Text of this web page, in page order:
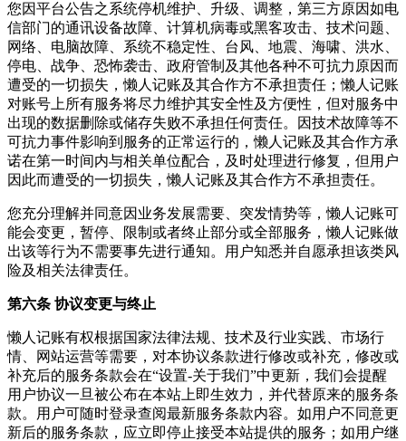
您因平台公告之系统停机维护、升级、调整，第三方原因如电
信部门的通讯设备故障、计算机病毒或黑客攻击、技术问题、
网络、电脑故障、系统不稳定性、台风、地震、海啸、洪水、
停电、战争、恐怖袭击、政府管制及其他各种不可抗力原因而
遭受的一切损失，懒人记账及其合作方不承担责任；懒人记账
对账号上所有服务将尽力维护其安全性及方便性，但对服务中
出现的数据删除或储存失败不承担任何责任。因技术故障等不
可抗力事件影响到服务的正常运行的，懒人记账及其合作方承
诺在第一时间内与相关单位配合，及时处理进行修复，但用户
因此而遭受的一切损失，懒人记账及其合作方不承担责任。
您充分理解并同意因业务发展需要、突发情势等，懒人记账可
能会变更，暂停、限制或者终止部分或全部服务，懒人记账做
出该等行为不需要事先进行通知。用户知悉并自愿承担该类风
险及相关法律责任。
第六条 协议变更与终止
懒人记账有权根据国家法律法规、技术及行业实践、市场行
情、网站运营等需要，对本协议条款进行修改或补充，修改或
补充后的服务条款会在“设置-关于我们”中更新，我们会提醒
用户协议一旦被公布在本站上即生效力，并代替原来的服务条
款。用户可随时登录查阅最新服务条款内容。如用户不同意更
新后的服务条款，应立即停止接受本站提供的服务；如用户继